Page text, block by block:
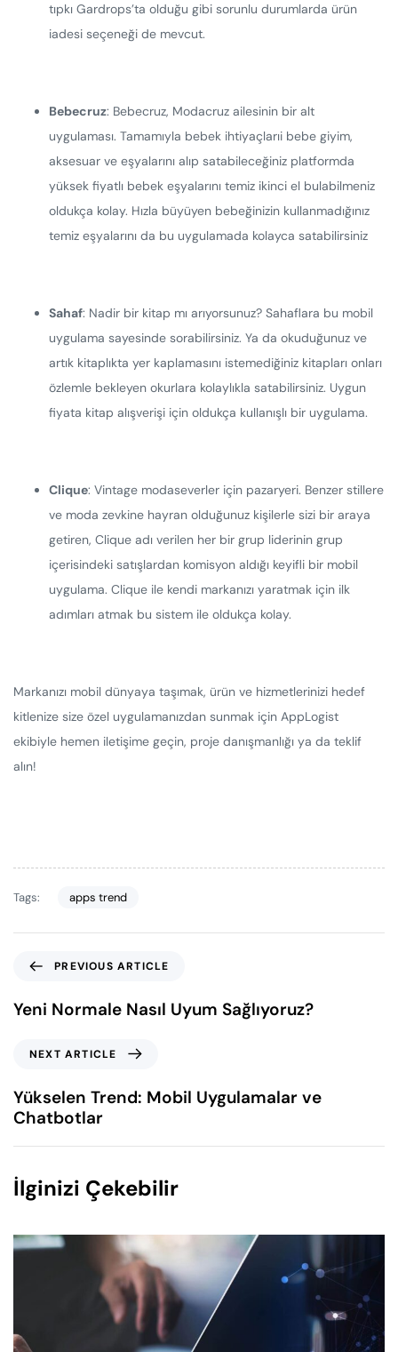
tıpkı Gardrops’ta olduğu gibi sorunlu durumlarda ürün
iadesi seçeneği de mevcut.
Bebecruz: Bebecruz, Modacruz ailesinin bir alt
uygulaması. Tamamıyla bebek ihtiyaçlarıi bebe giyim,
aksesuar ve eşyalarını alıp satabileceğiniz platformda
yüksek fiyatlı bebek eşyalarını temiz ikinci el bulabilmeniz
oldukça kolay. Hızla büyüyen bebeğinizin kullanmadığınız
temiz eşyalarını da bu uygulamada kolayca satabilirsiniz
Sahaf: Nadir bir kitap mı arıyorsunuz? Sahaflara bu mobil
uygulama sayesinde sorabilirsiniz. Ya da okuduğunuz ve
artık kitaplıkta yer kaplamasını istemediğiniz kitapları onları
özlemle bekleyen okurlara kolaylıkla satabilirsiniz. Uygun
fiyata kitap alışverişi için oldukça kullanışlı bir uygulama.
Clique: Vintage modaseverler için pazaryeri. Benzer stillere
ve moda zevkine hayran olduğunuz kişilerle sizi bir araya
getiren, Clique adı verilen her bir grup liderinin grup
içerisindeki satışlardan komisyon aldığı keyifli bir mobil
uygulama. Clique ile kendi markanızı yaratmak için ilk
adımları atmak bu sistem ile oldukça kolay.
Markanızı mobil dünyaya taşımak, ürün ve hizmetlerinizi hedef
kitlenize size özel uygulamanızdan sunmak için AppLogist
ekibiyle hemen iletişime geçin, proje danışmanlığı ya da teklif
alın!
Tags: apps trend
PREVIOUS ARTICLE
Yeni Normale Nasıl Uyum Sağlıyoruz?
NEXT ARTICLE
Yükselen Trend: Mobil Uygulamalar ve
Chatbotlar
İlginizi Çekebilir